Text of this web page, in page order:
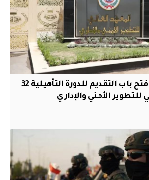
الداخلية تعلن فتح باب التقديم للدورة التأهيلية 32
للتطوير الأمني والإداري